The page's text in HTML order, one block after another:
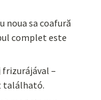
noua sa coafură
complet este
–
található.